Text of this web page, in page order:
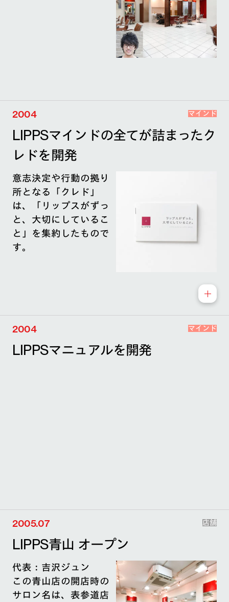
2004 マインド
LIPPSマインドの全てが詰まったク
レドを開発
意志決定や行動の拠り
所となる「クレド」
は、「リップスがずっ
と、大切にしているこ
と」を集約したもので
す。
2004 マインド
LIPPSマニュアルを開発
2005.07 店舗
LIPPS青山 オープン
代表：吉沢ジュン
この青山店の開店時の
サロン名は、表参道店